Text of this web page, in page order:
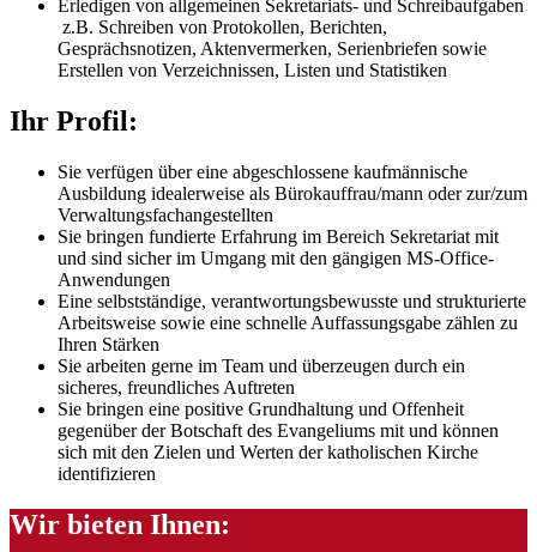
Erledigen von allgemeinen Sekretariats- und Schreibaufgaben
z.B. Schreiben von Protokollen, Berichten,
Gesprächsnotizen, Aktenvermerken, Serienbriefen sowie
Erstellen von Verzeichnissen, Listen und Statistiken
Ihr Profil:
Sie verfügen über eine abgeschlossene kaufmännische
Ausbildung idealerweise als Bürokauffrau/mann oder zur/zum
Verwaltungsfachangestellten
Sie bringen fundierte Erfahrung im Bereich Sekretariat mit
und sind sicher im Umgang mit den gängigen MS-Office-
Anwendungen
Eine selbstständige, verantwortungsbewusste und strukturierte
Arbeitsweise sowie eine schnelle Auffassungsgabe zählen zu
Ihren Stärken
Sie arbeiten gerne im Team und überzeugen durch ein
sicheres, freundliches Auftreten
Sie bringen eine positive Grundhaltung und Offenheit
gegenüber der Botschaft des Evangeliums mit und können
sich mit den Zielen und Werten der katholischen Kirche
identifizieren
Wir bieten Ihnen: